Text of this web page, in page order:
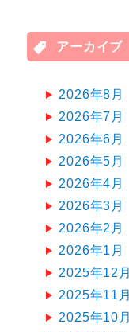
アーカイブ
2026年8月
2026年7月
2026年6月
2026年5月
2026年4月
2026年3月
2026年2月
2026年1月
2025年12月
2025年11月
2025年10月